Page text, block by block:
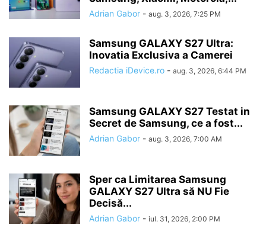
Adrian Gabor - aug. 3, 2026, 7:25 PM
Samsung GALAXY S27 Ultra:
Inovatia Exclusiva a Camerei
Redactia iDevice.ro - aug. 3, 2026, 6:44 PM
Samsung GALAXY S27 Testat in
Secret de Samsung, ce a fost...
Adrian Gabor - aug. 3, 2026, 7:00 AM
Sper ca Limitarea Samsung
GALAXY S27 Ultra să NU Fie
Decisă...
Adrian Gabor - iul. 31, 2026, 2:00 PM